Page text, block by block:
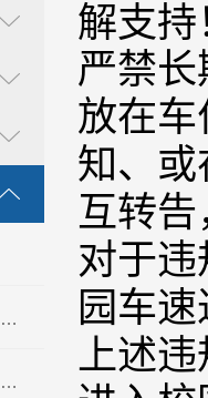
解支持
严禁
放在
知、
互转
对于
园车
上述